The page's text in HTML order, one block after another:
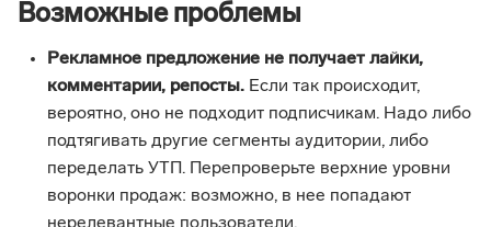
Возможные проблемы
Рекламное предложение не получает лайки,
комментарии, репосты. Если так происходит,
вероятно, оно не подходит подписчикам. Надо либо
подтягивать другие сегменты аудитории, либо
переделать УТП. Перепроверьте верхние уровни
воронки продаж: возможно, в нее попадают